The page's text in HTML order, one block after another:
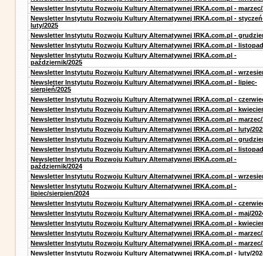
Newsletter Instytutu Rozwoju Kultury Alternatywnej IRKA.com.pl - marzec/
Newsletter Instytutu Rozwoju Kultury Alternatywnej IRKA.com.pl -
luty/2025
Newsletter Instytutu Rozwoju Kultury Alternatywnej IRKA.com.pl -
Newsletter Instytutu Rozwoju Kultury Alternatywnej IRKA.com.pl -
Newsletter Instytutu Rozwoju Kultury Alternatywnej IRKA.com.pl -
październik/2025
Newsletter Instytutu Rozwoju Kultury Alternatywnej IRKA.com.pl -
Newsletter Instytutu Rozwoju Kultury Alternatywnej IRKA.com.pl - lipiec-
sierpień/2025
Newsletter Instytutu Rozwoju Kultury Alternatywnej IRKA.com.pl -
Newsletter Instytutu Rozwoju Kultury Alternatywnej IRKA.com.pl -
Newsletter Instytutu Rozwoju Kultury Alternatywnej IRKA.com.pl - marzec/
Newsletter Instytutu Rozwoju Kultury Alternatywnej IRKA.com.pl - luty/
Newsletter Instytutu Rozwoju Kultury Alternatywnej IRKA.com.pl -
Newsletter Instytutu Rozwoju Kultury Alternatywnej IRKA.com.pl -
Newsletter Instytutu Rozwoju Kultury Alternatywnej IRKA.com.pl -
październik/2024
Newsletter Instytutu Rozwoju Kultury Alternatywnej IRKA.com.pl -
Newsletter Instytutu Rozwoju Kultury Alternatywnej IRKA.com.pl -
lipiec/sierpien/2024
Newsletter Instytutu Rozwoju Kultury Alternatywnej IRKA.com.pl -
Newsletter Instytutu Rozwoju Kultury Alternatywnej IRKA.com.pl - maj/
Newsletter Instytutu Rozwoju Kultury Alternatywnej IRKA.com.pl -
Newsletter Instytutu Rozwoju Kultury Alternatywnej IRKA.com.pl - marzec/
Newsletter Instytutu Rozwoju Kultury Alternatywnej IRKA.com.pl - marzec/
Newsletter Instytutu Rozwoju Kultury Alternatywnej IRKA.com.pl - luty/